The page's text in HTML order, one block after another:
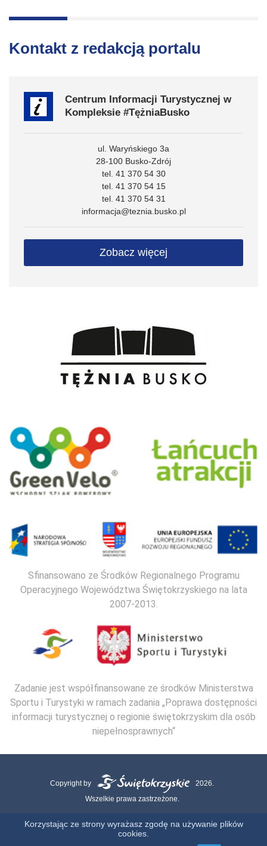
Kontakt z redakcją portalu
Centrum Informacji Turystycznej w
Kompleksie #TężniaBusko
ul. Waryńskiego 3a
28-100 Busko-Zdrój
tel. 41 370 54 30
tel. 41 370 54 15
tel. 41 370 54 31
informacja@teznia.busko.pl
Zobacz więcej
Sfinansowano ze Środków Regionalnego Programu
Operacyjnego Województwa Świętokrzyskiego na lata
2007-2013.
Zadanie jest współfinansowane ze środków Ministerstwa
Sportu i Turystyki w ramach zadania „Poprawa dostępności
informacji turystycznej o regionie świętokrzyskim dla osób
niepełnosprawnych“
Copyright by
2026.
Wszelkie prawa zastrzeżone.
Korzystając ze strony wyrażasz zgodę na używanie plików
cookies.